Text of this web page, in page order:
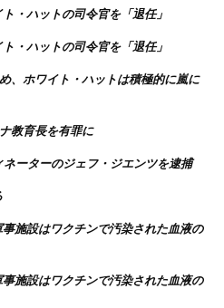
・ハットの司令官を「退任」
・ハットの司令官を「退任」
、ホワイト・ハットは積極的に嵐に
教育長を有罪に
ーターのジェフ・ジエンツを逮捕
施設はワクチンで汚染された血液の
施設はワクチンで汚染された血液の